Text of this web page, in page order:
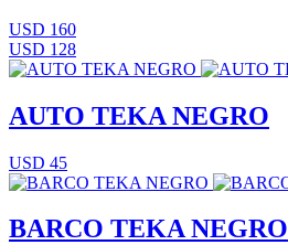
USD 160
USD 128
AUTO TEKA NEGRO
USD 45
BARCO TEKA NEGRO